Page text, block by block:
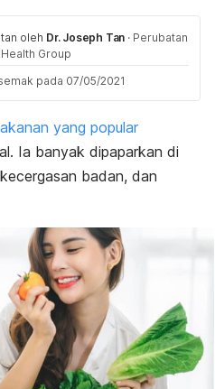
oleh Dr. Joseph Tan · Perubatan
Group
pada 07/05/2021
yang popular
Ia banyak dipaparkan di
badan, dan